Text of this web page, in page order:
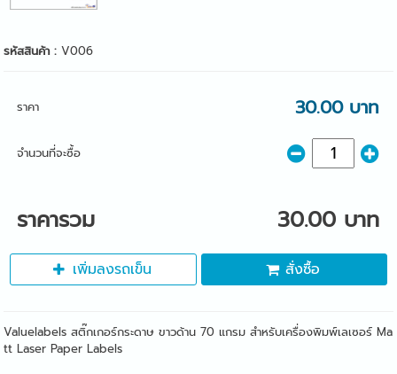
รหัสสินค้า :V006
ราคา 30.00 บาท
จำนวนที่จะซื้อ
ราคารวม 30.00 บาท
เพิ่มลงรถเข็น สั่งซื้อ
Valuelabels สติ๊กเกอร์กระดาษ ขาวด้าน 70 แกรม สำหรับเครื่องพิมพ์เลเซอร์ Ma
tt Laser Paper Labels